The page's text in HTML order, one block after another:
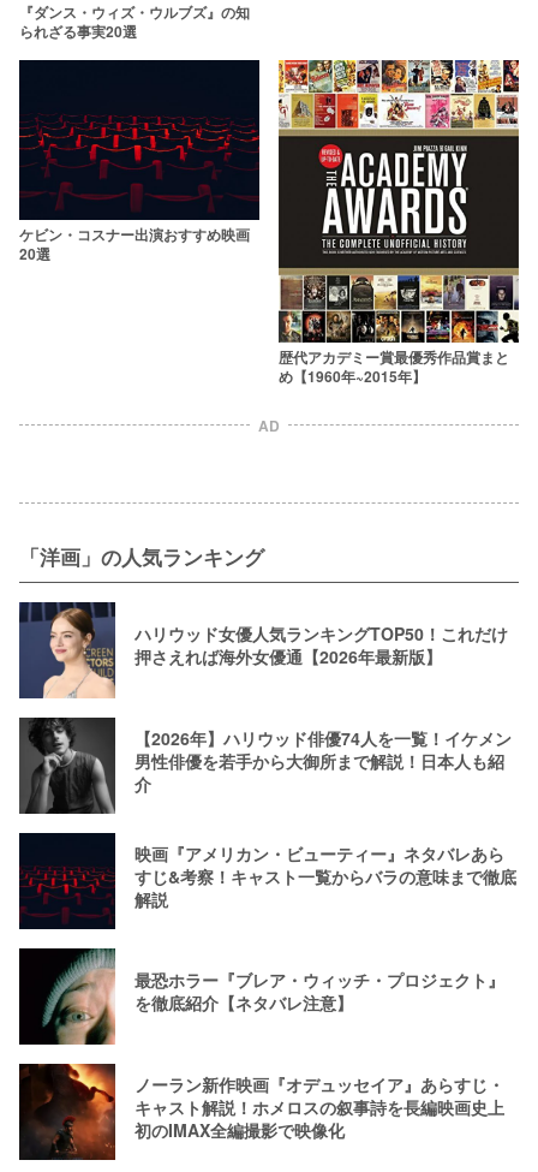
『ダンス・ウィズ・ウルブズ』の知
られざる事実20選
ケビン・コスナー出演おすすめ映画
20選
歴代アカデミー賞最優秀作品賞まと
め【1960年~2015年】
AD
「洋画」の人気ランキング
ハリウッド女優人気ランキングTOP50！これだけ
押さえれば海外女優通【2026年最新版】
【2026年】ハリウッド俳優74人を一覧！イケメン
男性俳優を若手から大御所まで解説！日本人も紹
介
映画『アメリカン・ビューティー』ネタバレあら
すじ&考察！キャスト一覧からバラの意味まで徹底
解説
最恐ホラー『ブレア・ウィッチ・プロジェクト』
を徹底紹介【ネタバレ注意】
ノーラン新作映画『オデュッセイア』あらすじ・
キャスト解説！ホメロスの叙事詩を長編映画史上
初のIMAX全編撮影で映像化